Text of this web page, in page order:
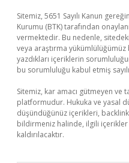
Sitemiz, 5651 Sayılı Kanun
Kurumu (BTK) tarafından
vermektedir. Bu nedenle,
veya araştırma
yazdıkları içeriklerin
bu sorumluluğu kabul etmiş
Sitemiz, kar amacı gütmeyen ve
platformudur. Hukuka ve yasal
düşündüğünüz içerikleri,
bildirmeniz halinde, ilgili
kaldırılacaktır.